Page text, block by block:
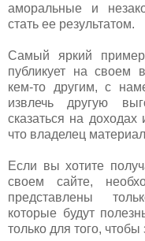
аморальные и
стать ее результатом.
Самый яркий пример
публикует на своем
кем-то другим, с
извлечь другую
сказаться на доходах
что владелец
Если вы хотите
своем сайте,
представлены
которые будут
только для того, чтобы